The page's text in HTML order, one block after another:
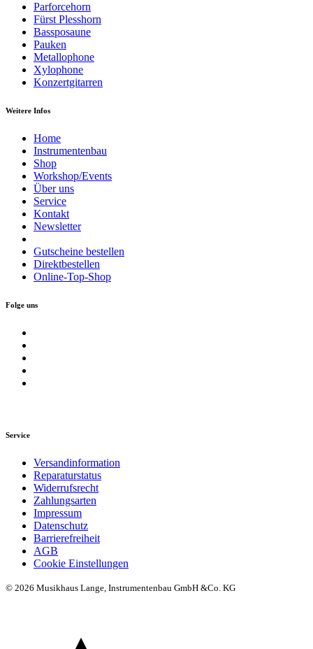
Parforcehorn
Fürst Plesshorn
Bassposaune
Pauken
Metallophone
Xylophone
Konzertgitarren
Weitere Infos
Home
Instrumentenbau
Shop
Workshop/Events
Über uns
Service
Kontakt
Newsletter
Gutscheine bestellen
Direktbestellen
Online-Top-Shop
Folge uns
Service
Versandinformation
Reparaturstatus
Widerrufsrecht
Zahlungsarten
Impressum
Datenschutz
Barrierefreiheit
AGB
Cookie Einstellungen
© 2026 Musikhaus Lange, Instrumentenbau GmbH &Co. KG